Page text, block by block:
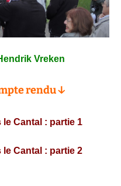
Vreken
rendu ↓
Cantal : partie 1
Cantal : partie 2